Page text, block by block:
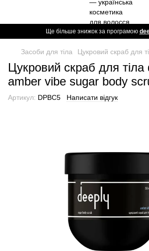
Ще більше знижок за програмою
Засоби для тіла Цукровий скраб для
Цукровий скраб для тіла
amber vibe sugar body
Артикул: DPBC5 Написати відгук